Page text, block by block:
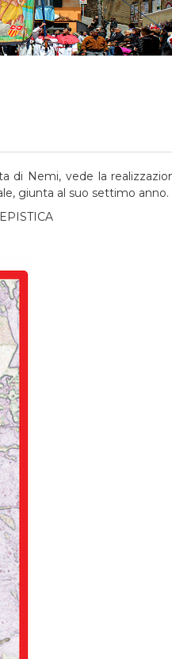
di Nemi, vede la
giunta al suo settimo anno.